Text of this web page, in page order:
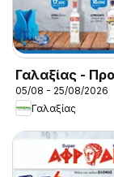
Γαλαξίας -
05/08 - 25/08/2026
Γαλαξίας